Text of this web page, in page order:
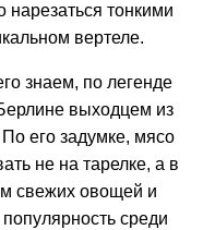
нарезаться тонкими
вертеле.
знаем, по легенде
выходцем из
его задумке, мясо
не на тарелке, а в
свежих овощей и
среди